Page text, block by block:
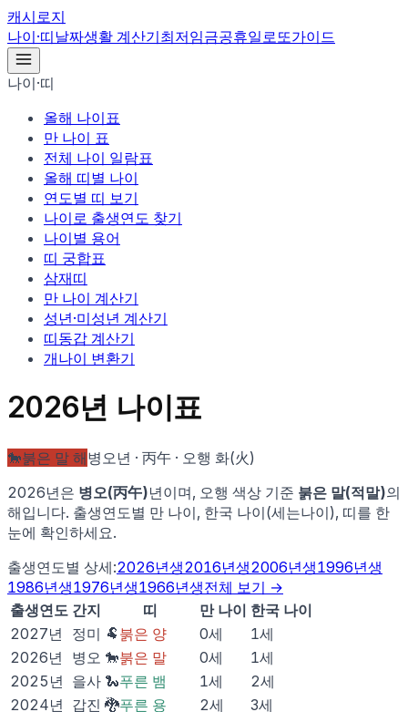
캐시로지
나이·띠날짜생활 계산기최저임금공휴일로또가이드
나이·띠
올해 나이표
만 나이 표
전체 나이 일람표
올해 띠별 나이
연도별 띠 보기
나이로 출생연도 찾기
나이별 용어
띠 궁합표
삼재띠
만 나이 계산기
성년·미성년 계산기
띠동갑 계산기
개나이 변환기
2026년 나이표
🐎붉은 말 해병오 년 · 丙午 · 오행 화(火)
2026년은 병오(丙午)년이며, 오행 색상 기준 붉은 말(적말)의
해입니다. 출생연도별 만 나이, 한국 나이(세는나이), 띠를 한
눈에 확인하세요.
출생연도별 상세:2026년생2016년생2006년생1996년생
1986년생1976년생1966년생전체 보기 →
출생연도 간지 띠 만 나이 한국 나이
2027년 정미 🐏 붉은 양 0세 1세
2026년 병오 🐎붉은 말 0세 1세
2025 년 을사 🐍푸른 뱀 1세 2세
2024년 갑진 🐉푸른 용 2세 3세